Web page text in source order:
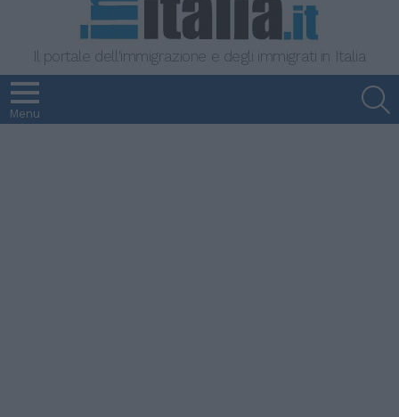
Il portale dell'immigrazione e degli immigrati in Italia
Menu